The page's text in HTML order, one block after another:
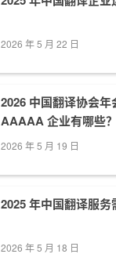
2026 年 5 月 22 日
2026 中国翻译协会
AAAAA 企业有哪些？
2026 年 5 月 19 日
2025 年中国翻译服务
2026 年 5 月 18 日